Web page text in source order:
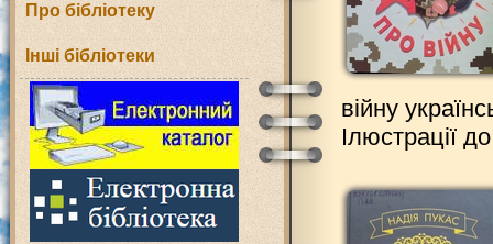
Про бібліотеку
Інші бібліотеки
війну
Ілюстрації